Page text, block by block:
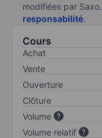
modifiées par Saxo.
responsabilité.
Cours
Achat
Vente
Ouverture
Clôture
Volume
Volume relatif